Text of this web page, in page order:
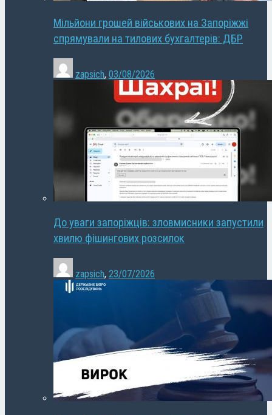
Мільйони грошей військових на Запоріжжі
спрямували на тилових бухгалтерів: ДБР
zapsich, 03/08/2026
До уваги запоріжців: зловмисники запустили
хвилю фішингових розсилок
zapsich, 23/07/2026